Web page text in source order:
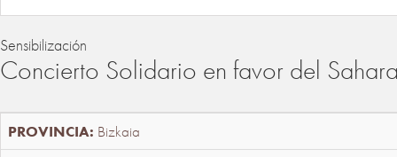
Sensibilización
Concierto Solidario en favor del
Bizkaia